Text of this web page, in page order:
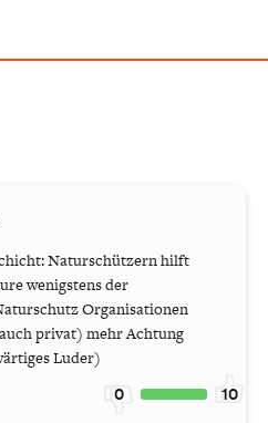
Naturschützern hilft
wenigstens der
Organisationen
privat) mehr Achtung
Luder)
0 10